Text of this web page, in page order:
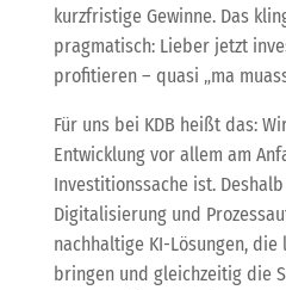
kurzfristige Gewinne. Das
pragmatisch: Lieber jetzt
profitieren – quasi „ma
Für uns bei KDB heißt das:
Entwicklung vor allem am
Investitionssache ist.
Digitalisierung und
nachhaltige KI-Lösungen,
bringen und gleichzeitig die